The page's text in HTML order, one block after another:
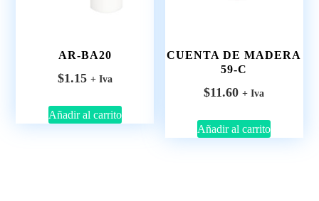
AR-BA20
$1.15 + Iva
Añadir al carrito
CUENTA DE MADERA
59-C
$11.60 + Iva
Añadir al carrito